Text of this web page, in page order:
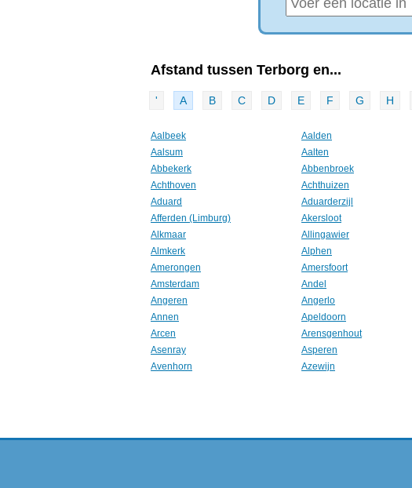
Afstand tussen Terborg en...
' A B C D E F G H
Aalbeek Aalden
Aalsum
Aalten
Abbekerk
Abbenbroek
Achthoven
Achthuizen
Aduard
Aduarderzijl
Afferden (Limburg)
Akersloot
Alkmaar
Allingawier
Almkerk
Alphen
Amerongen
Amersfoort
Amsterdam
Andel
Angeren
Angerlo
Annen
Apeldoorn
Arcen
Arensgenhout
Asenray
Asperen
Avenhorn
Azewijn